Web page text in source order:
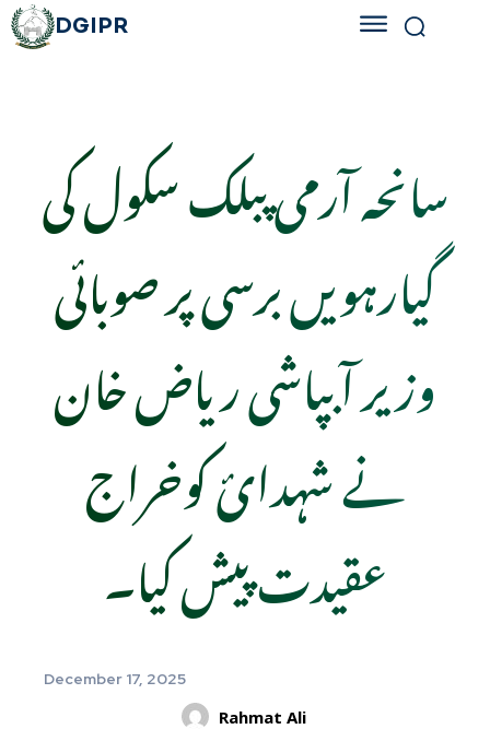
DGIPR
سانحہ آرمی پبلک سکول کی
گیارہویں برسی پر صوبائی
وزیر آبپاشی ریاض خان
نے شہدائ کوخراج
عقیدت پیش کیا۔
December 17, 2025
Rahmat Ali